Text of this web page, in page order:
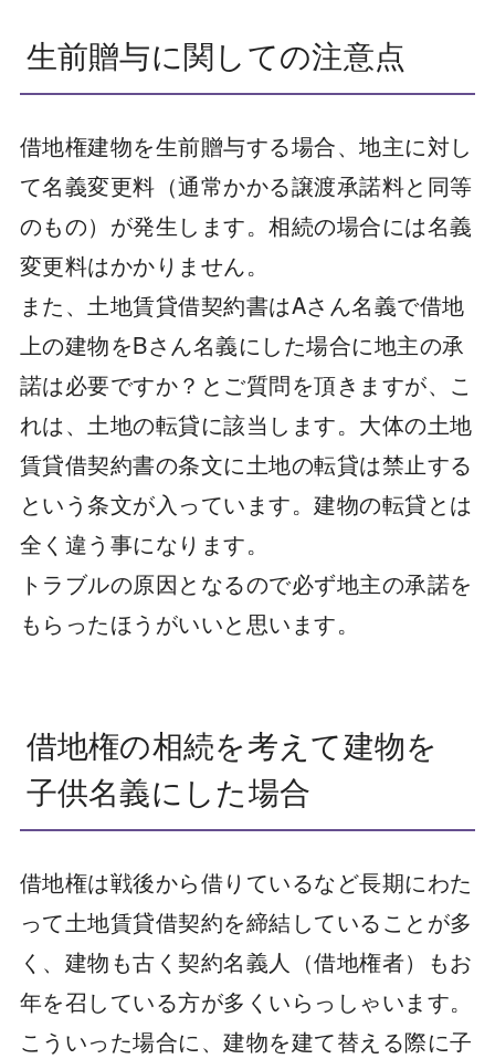
生前贈与に関しての注意点
借地権建物を生前贈与する場合、地主に対し
て名義変更料（通常かかる譲渡承諾料と同等
のもの）が発生します。相続の場合には名義
変更料はかかりません。
また、土地賃貸借契約書はAさん名義で借地
上の建物をBさん名義にした場合に地主の承
諾は必要ですか？とご質問を頂きますが、こ
れは、土地の転貸に該当します。大体の土地
賃貸借契約書の条文に土地の転貸は禁止する
という条文が入っています。建物の転貸とは
全く違う事になります。
トラブルの原因となるので必ず地主の承諾を
もらったほうがいいと思います。
借地権の相続を考えて建物を
子供名義にした場合
借地権は戦後から借りているなど長期にわた
って土地賃貸借契約を締結していることが多
く、建物も古く契約名義人（借地権者）もお
年を召している方が多くいらっしゃいます。
こういった場合に、建物を建て替える際に子